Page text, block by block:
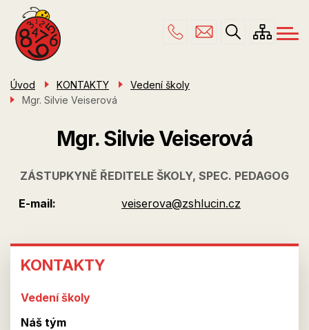
hlavnímu
obsahu
Menu
navigace
ŠKOLA
PRO RODIČE
ÚŘEDNÍ DESKA
KONTAKTY
KONTAKTY
KONTAKTY
Vedení školy
Náš tým
Úvod KONTAKTY
Vedení školy
Mgr. Silvie Veiserová
Mgr. Silvie Veiserová
ZÁSTUPKYNĚ ŘEDITELE ŠKOLY, SPEC. PEDAGOG
E-mail
veiserova@zshlucin.cz